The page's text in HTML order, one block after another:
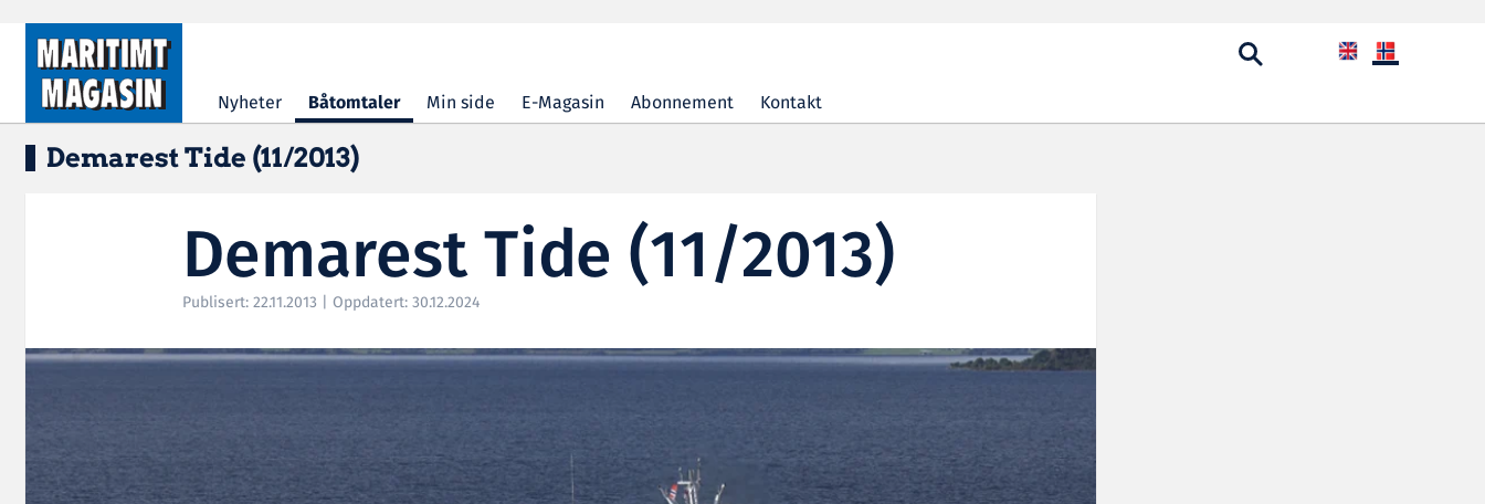
Hopp til hovedinnhold
Nyheter Båtomtaler Min side E-Magasin Abonnement Kontakt
Demarest Tide (11/2013)
Demarest Tide (11/2013)
Publisert: 22.11.2013 | Oppdatert: 30.12.2024